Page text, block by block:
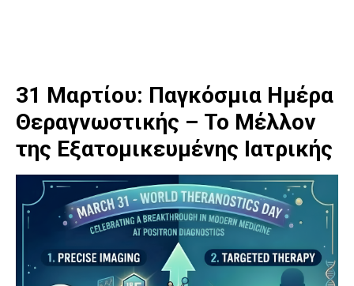
31 Μαρτίου: Παγκόσμια Ημέρα
Θεραγνωστικής – Το Μέλλον
της Εξατομικευμένης Ιατρικής